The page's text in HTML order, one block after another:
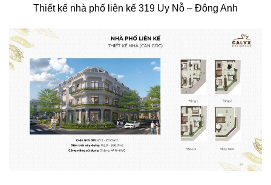
Thiết kế nhà phố liên kế 319 Uy Nỗ – Đông Anh